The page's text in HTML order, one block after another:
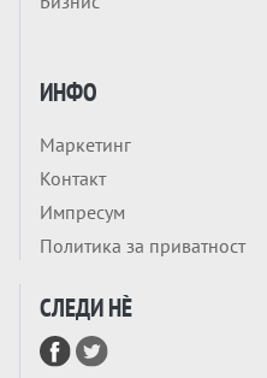
ИНФО
Маркетинг
Контакт
Импресум
Политика за приватност
СЛЕДИ НÈ